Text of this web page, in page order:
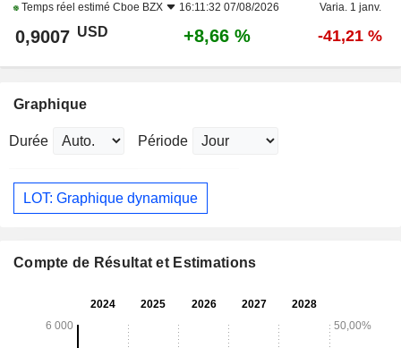
Temps réel estimé Cboe BZX 16:11:32 07/08/2026 Varia. 1 janv.
0,9007 USD +8,66 % -41,21 %
Graphique
Durée Période
LOT: Graphique dynamique
Compte de Résultat et Estimations